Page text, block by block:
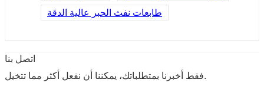
طابعات نفث الحبر عالية الدقة
اتصل بنا
فقط أخبرنا بمتطلباتك، يمكننا أن نفعل أكثر مما تتخيل.